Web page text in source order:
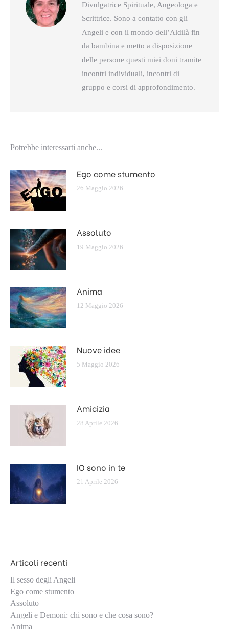
Divulgatrice Spirituale, Angeologa e
Scrittrice. Sono a contatto con gli
Angeli e con il mondo dell’Aldilà fin
da bambina e metto a disposizione
delle persone questi miei doni tramite
incontri individuali, incontri di
gruppo e corsi di approfondimento.
Potrebbe interessarti anche...
Ego come stumento
26 Maggio 2026
Assoluto
19 Maggio 2026
Anima
12 Maggio 2026
Nuove idee
5 Maggio 2026
Amicizia
28 Aprile 2026
IO sono in te
21 Aprile 2026
Articoli recenti
Il sesso degli Angeli
Ego come stumento
Assoluto
Angeli e Demoni: chi sono e che cosa sono?
Anima